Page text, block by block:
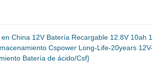
China 12V Batería Recargable 12.8V 10ah
Cspower Long-Life-20years
Batería de ácido/Csf}